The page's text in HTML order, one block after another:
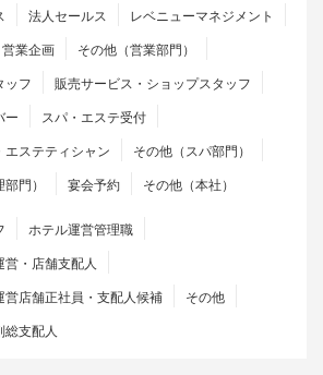
法人セールス
レベニューマネジメント
営業企画
その他（営業部門）
ッフ
販売サービス・ショップスタッフ
ー
スパ・エステ受付
エステティシャン
その他（スパ部門）
門）
宴会予約 その他（本社）
ホテル運営管理職
・店舗支配人
営店舗正社員・支配人候補
その他
支配人